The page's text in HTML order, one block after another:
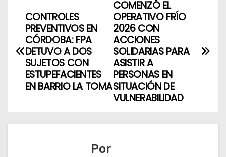
N
v
COMENZÓ EL
OPERATIVO FRÍO
2026 CON
ACCIONES
SOLIDARIAS PARA
ASISTIR A
PERSONAS EN
SITUACIÓN DE
VULNERABILIDAD
CONTROLES
PREVENTIVOS EN
CÓRDOBA: FPA
DETUVO A DOS
SUJETOS CON
ESTUPEFACIENTES
EN BARRIO LA TOMA
Por